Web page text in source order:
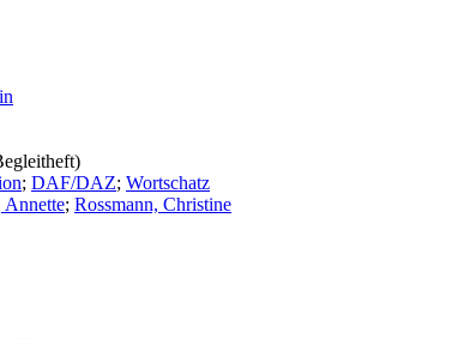
; DAF/DAZ; Wortschatz
Annette; Rossmann, Christine